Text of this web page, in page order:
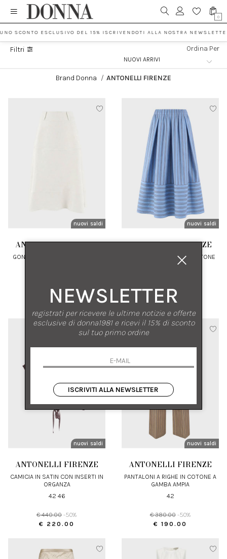
0
SCONTO ESCLUSIVO DEL 15% ISCRIVENDOTI ALLA NOSTRA
Filtri Ordina Per
Brand Donna / ANTONELLI FIRENZE
nuovi arrivi
saldi
ANTONELLI FIRENZE
GONNA MIDI IN LINO A PANNELLI
€ 405.00
-50%
€ 202.50
nuovi arrivi
saldi
ANTONELLI FIRENZE
CON ELASTICO IN VITA
€ 420.00
€ 210.00
nuovi arrivi
saldi
ANTONELLI FIRENZE
CAMICIA IN SATIN CON INSERTI IN
ORGANZA
42 46
€ 440.00 -50%
€ 220.00
nuovi arrivi
saldi
ANTONELLI FIRENZE
PANTALONI A RIGHE IN COTONE A
GAMBA AMPIA
42
€ 380.00 -50%
€ 190.00
NEWSLETTER
registrati per ricevere le ultime notizie e offerte
esclusive di donna1981 e ricevi il 15% di sconto
sul tuo primo ordine
ISCRIVITI ALLA NEWSLETTER